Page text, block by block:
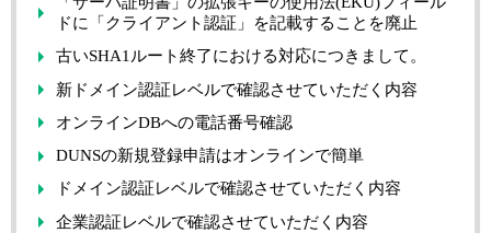
ドに「クライアント認証」を記載することを廃止
古いSHA1ルート終了における対応につきまして。
新ドメイン認証レベルで確認させていただく内容
オンラインDBへの電話番号確認
DUNSの新規登録申請はオンラインで簡単
ドメイン認証レベルで確認させていただく内容
企業認証レベルで確認させていただく内容